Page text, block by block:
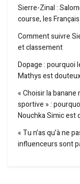
Sierre-Zinal :
course, les
Comment suivre
et classement
Dopage : pourquoi
Mathys est
« Choisir la
sportive » :
Nouchka Simic est
« Tu n’as qu’à ne
influenceurs sont